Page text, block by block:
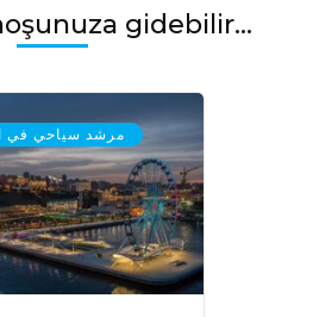
gidebilir...
مرشد سياحي في